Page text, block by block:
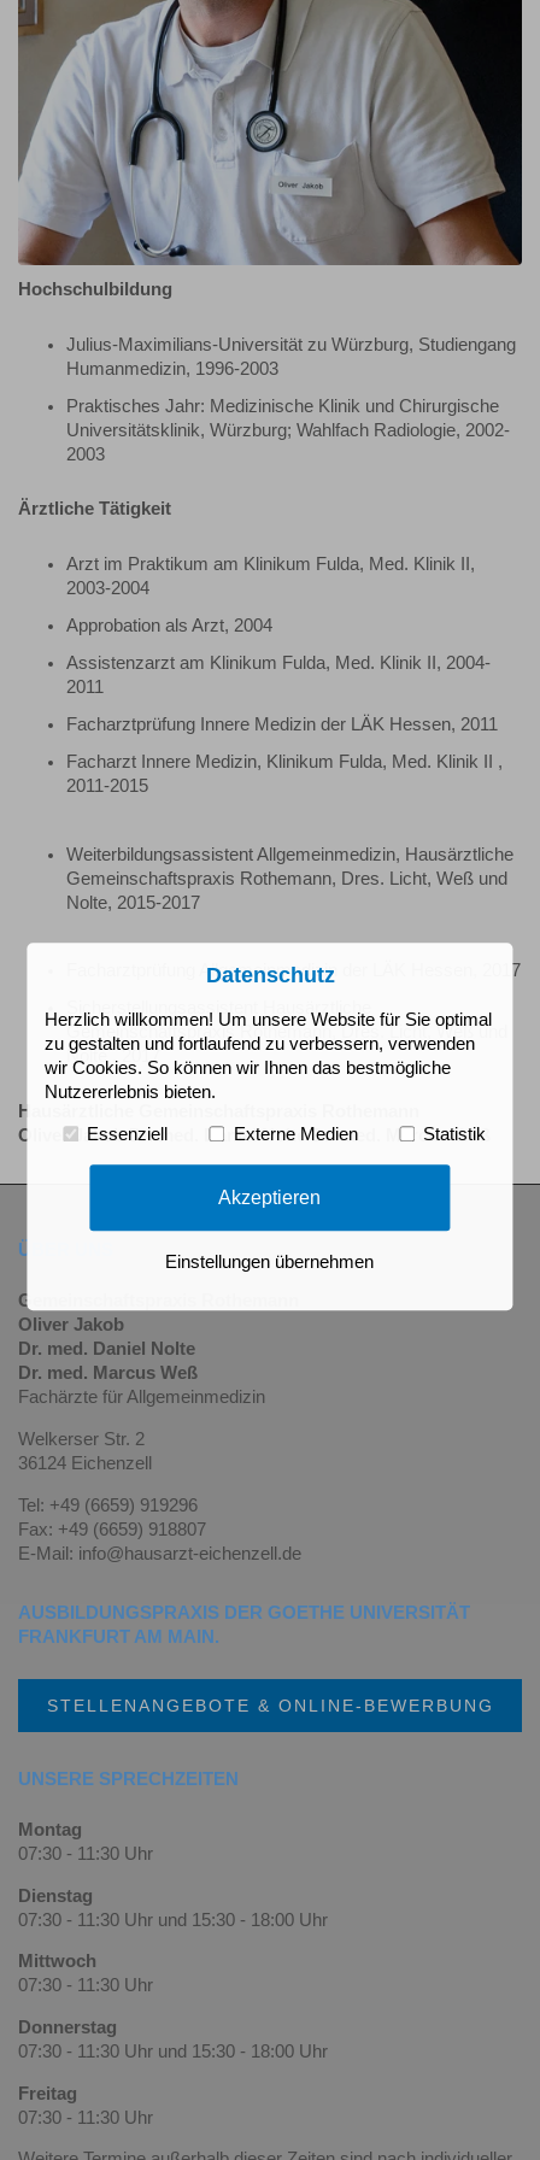
Hochschulbildung
Julius-Maximilians-Universität zu Würzburg, Studiengang
Humanmedizin, 1996-2003
Praktisches Jahr: Medizinische Klinik und Chirurgische
Universitätsklinik, Würzburg; Wahlfach Radiologie, 2002-
2003
Ärztliche Tätigkeit
Arzt im Praktikum am Klinikum Fulda, Med. Klinik II,
2003-2004
Approbation als Arzt, 2004
Assistenzarzt am Klinikum Fulda, Med. Klinik II, 2004-
2011
Facharztprüfung Innere Medizin der LÄK Hessen, 2011
Facharzt Innere Medizin, Klinikum Fulda, Med. Klinik II ,
2011-2015
Weiterbildungsassistent Allgemeinmedizin, Hausärztliche
Gemeinschaftspraxis Rothemann, Dres. Licht, Weß und
Nolte, 2015-2017
Facharztprüfung Allgemeinmedizin der LÄK Hessen, 2017
Gemeinschaftspraxis Rothemann, Dres. Licht, Weß und
Nolte , 2017
Hausärztliche Gemeinschaftspraxis Rothemann
Oliver Jakob Dr. med. Daniel Nolte Dr. med. Marcus Weß
ÜBER UNS
Gemeinschaftspraxis Rothemann
Oliver Jakob
Dr. med. Daniel Nolte
Dr. med. Marcus Weß
Fachärzte für Allgemeinmedizin
Welkerser Str. 2
36124 Eichenzell
Tel: +49 (6659) 919296
Fax: +49 (6659) 918807
E-Mail: info@hausarzt-eichenzell.de
AUSBILDUNGSPRAXIS DER GOETHE UNIVERSITÄT
FRANKFURT AM MAIN.
STELLENANGEBOTE & ONLINE-BEWERBUNG
UNSERE SPRECHZEITEN
Montag
07:30 - 11:30 Uhr
Dienstag
07:30 - 11:30 Uhr und 15:30 - 18:00 Uhr
Mittwoch
07:30 - 11:30 Uhr
Donnerstag
07:30 - 11:30 Uhr und 15:30 - 18:00 Uhr
Freitag
07:30 - 11:30 Uhr
Datenschutz
Herzlich willkommen! Um unsere Website für Sie optimal
zu gestalten und fortlaufend zu verbessern, verwenden
wir Cookies. So können wir Ihnen das bestmögliche
Nutzererlebnis bieten.
Essenziell Externe Medien Statistik
Akzeptieren
Einstellungen übernehmen